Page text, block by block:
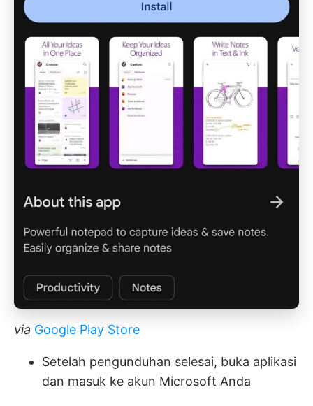
via Google Play Store
Setelah pengunduhan selesai, buka aplikasi
dan masuk ke akun Microsoft Anda